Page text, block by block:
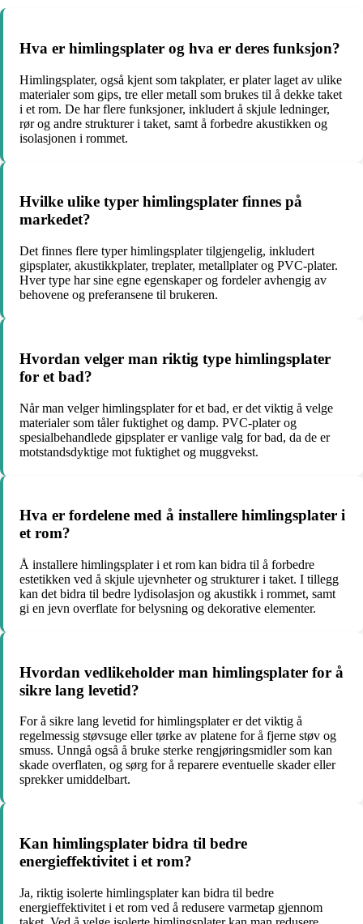
Hva er himlingsplater og hva er deres funksjon?
Himlingsplater, også kjent som takplater, er plater laget av ulike
materialer som gips, tre eller metall som brukes til å dekke taket
i et rom. De har flere funksjoner, inkludert å skjule ledninger,
rør og andre strukturer i taket, samt å forbedre akustikken og
isolasjonen i rommet.
Hvilke ulike typer himlingsplater finnes på
markedet?
Det finnes flere typer himlingsplater tilgjengelig, inkludert
gipsplater, akustikkplater, treplater, metallplater og PVC-plater.
Hver type har sine egne egenskaper og fordeler avhengig av
behovene og preferansene til brukeren.
Hvordan velger man riktig type himlingsplater
for et bad?
Når man velger himlingsplater for et bad, er det viktig å velge
materialer som tåler fuktighet og damp. PVC-plater og
spesialbehandlede gipsplater er vanlige valg for bad, da de er
motstandsdyktige mot fuktighet og muggvekst.
Hva er fordelene med å installere himlingsplater i
et rom?
Å installere himlingsplater i et rom kan bidra til å forbedre
estetikken ved å skjule ujevnheter og strukturer i taket. I tillegg
kan det bidra til bedre lydisolasjon og akustikk i rommet, samt
gi en jevn overflate for belysning og dekorative elementer.
Hvordan vedlikeholder man himlingsplater for å
sikre lang levetid?
For å sikre lang levetid for himlingsplater er det viktig å
regelmessig støvsuge eller tørke av platene for å fjerne støv og
smuss. Unngå også å bruke sterke rengjøringsmidler som kan
skade overflaten, og sørg for å reparere eventuelle skader eller
sprekker umiddelbart.
Kan himlingsplater bidra til bedre
energieffektivitet i et rom?
Ja, riktig isolerte himlingsplater kan bidra til bedre
energieffektivitet i et rom ved å redusere varmetap gjennom